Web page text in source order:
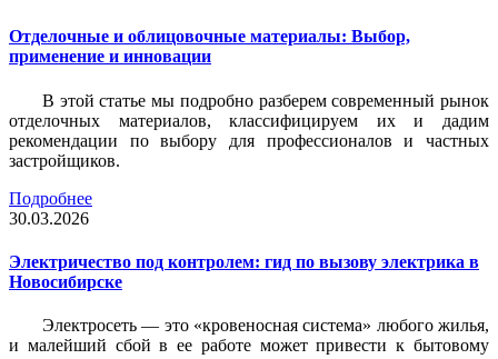
Отделочные и облицовочные материалы: Выбор,
применение и инновации
В этой статье мы подробно разберем современный рынок
отделочных материалов, классифицируем их и дадим
рекомендации по выбору для профессионалов и частных
застройщиков.
Подробнее
30.03.2026
Электричество под контролем: гид по вызову электрика в
Новосибирске
Электросеть — это «кровеносная система» любого жилья,
и малейший сбой в ее работе может привести к бытовому